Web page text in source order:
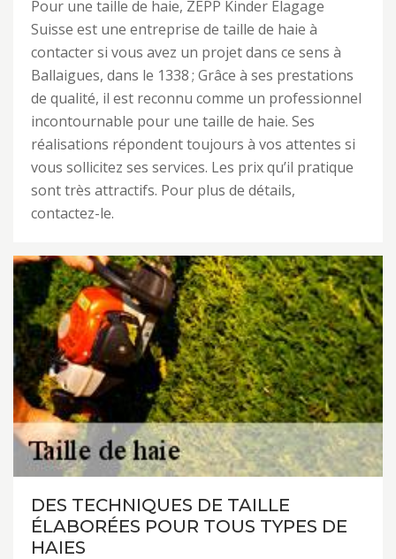
Pour une taille de haie, ZEPP Kinder Elagage
Suisse est une entreprise de taille de haie à
contacter si vous avez un projet dans ce sens à
Ballaigues, dans le 1338 ; Grâce à ses prestations
de qualité, il est reconnu comme un professionnel
incontournable pour une taille de haie. Ses
réalisations répondent toujours à vos attentes si
vous sollicitez ses services. Les prix qu’il pratique
sont très attractifs. Pour plus de détails,
contactez-le.
DES TECHNIQUES DE TAILLE
ÉLABORÉES POUR TOUS TYPES DE
HAIES